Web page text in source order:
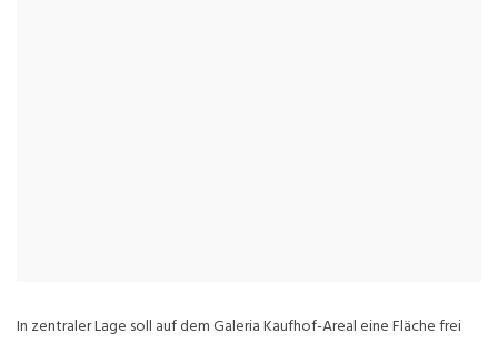
In zentraler Lage soll auf dem Galeria Kaufhof-Areal eine Fläche frei